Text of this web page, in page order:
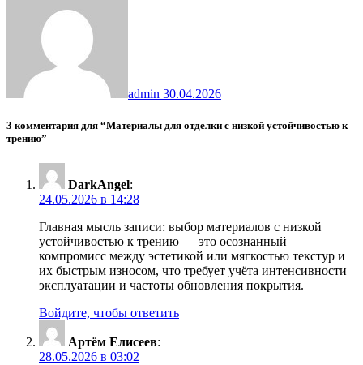
admin 30.04.2026
3 комментария для “Материалы для отделки с низкой устойчивостью к
трению”
DarkAngel:
24.05.2026 в 14:28
Главная мысль записи: выбор материалов с низкой
устойчивостью к трению — это осознанный
компромисс между эстетикой или мягкостью текстур и
их быстрым износом, что требует учёта интенсивности
эксплуатации и частоты обновления покрытия.
Войдите, чтобы ответить
Артём Елисеев:
28.05.2026 в 03:02